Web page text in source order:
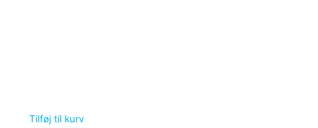
Tilføj til kurv